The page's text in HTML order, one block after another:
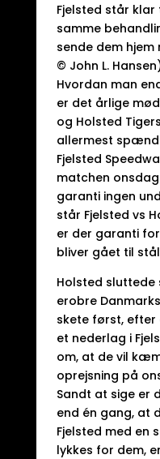
Fjelsted står klar
samme
sende dem
© John L.
Hvordan man
er det årlige
og Holsted
allermest
Fjelsted
matchen
garanti ingen
står Fjelsted vs
er der garanti
bliver gået til
Holsted sluttede
erobre
skete først, efter
et nederlag i
om, at de vil
oprejsning på
Sandt at sige er
end én gang, at
Fjelsted med en
lykkes for dem,